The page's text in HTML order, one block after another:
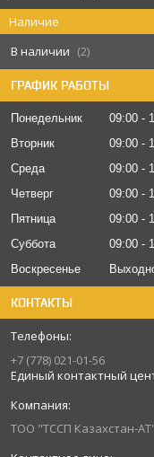
Наличие
В наличии
2
ГРАФИК РАБОТЫ
Понедельник 09:00
Вторник
09:00
Среда
09:00
Четверг
09:00
Пятница
09:00
Суббота
09:00
Воскресенье
КОНТАКТЫ
+7 (778) 021-01-56
Единый контактный
ТОО "ТССП Казахстан-